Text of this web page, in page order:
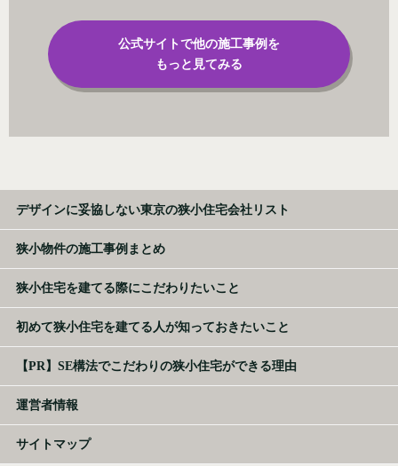
公式サイトで他の施工事例を
もっと見てみる
デザインに妥協しない東京の狭小住宅会社リスト
狭小物件の施工事例まとめ
狭小住宅を建てる際にこだわりたいこと
初めて狭小住宅を建てる人が知っておきたいこと
【PR】SE構法でこだわりの狭小住宅ができる理由
運営者情報
サイトマップ